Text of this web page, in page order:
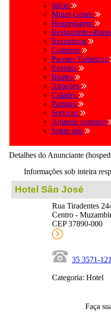
Início
Minas Gerais
Hospedagem
Restaurantes-Bares
Receptivos
Compras
Pacotes Turísticos
Eventos
Boates
Atrações
Cidades
Parques
Serviços
Anuncie conosco
Sobre nós
Detalhes do Anunciante
Informações sob inteira
Hotel São José
Rua Tiradentes
Centro -
CEP 37890-000
35 3571-
Categoria: Hotel
Faça